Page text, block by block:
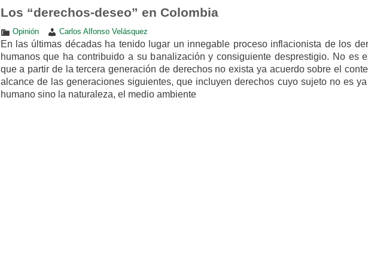
Los “derechos-deseo” en Colombia
Opinión Carlos Alfonso Velásquez
En las últimas décadas ha tenido lugar un innegable proceso inflacionista de los
humanos que ha contribuido a su banalización y consiguiente desprestigio. No es
que a partir de la tercera generación de derechos no exista ya acuerdo sobre el
alcance de las generaciones siguientes, que incluyen derechos cuyo sujeto no es
humano sino la naturaleza, el medio ambiente